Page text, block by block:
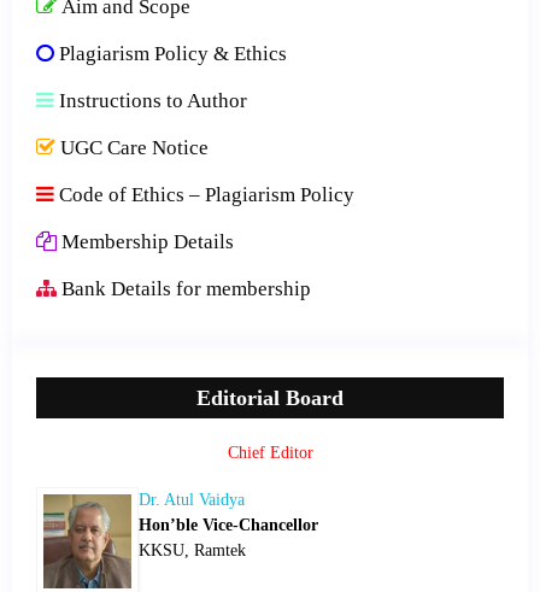
Aim and Scope
Plagiarism Policy & Ethics
Instructions to Author
UGC Care Notice
Code of Ethics – Plagiarism Policy
Membership Details
Bank Details for membership
Editorial Board
Chief Editor
Dr. Atul Vaidya
Hon’ble Vice-Chancellor
KKSU, Ramtek